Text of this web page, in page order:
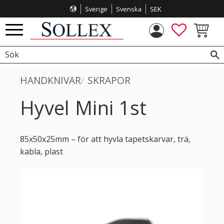
Meny
Sverige Svenska SEK
FAVORITER
HANDKNIVAR SKRAPOR
Hyvel Mini 1st
85x50x25mm – för att hyvla tapetskarvar, trä,
kabla, plast